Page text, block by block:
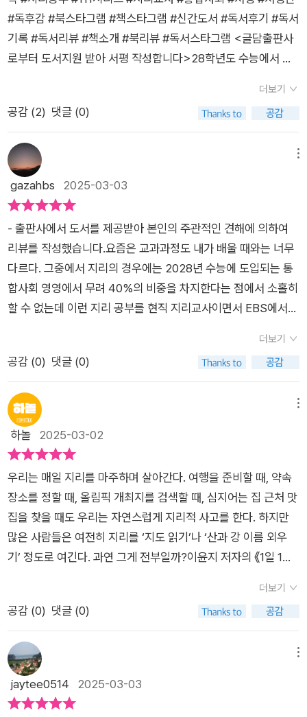
이, 다채롭게 바라보는 능력을 갖게 되는 것이다. 세상이 점점 더
긴밀하게 연결되고 서로가 영향을 주고받으며 복잡하게 얽히면
얽힐수록 겉으로 드러나지 않은 무수히 많은 이야기가 그 아래에
이 반드시 필요하다. 이 책은 복잡한 이론이나 전문적인 용어를
최대한 피하고, 가장 쉬운 표현으로 흥미로운 사례를 실어 누구라
도 쉽게 읽을 수 있도록 서술한 친절한 지리 안내서다. 평소에 지
리를 어렵고 낯설게 느꼈던 독자들도 천천히 조금씩 읽다 보면 지
리라는 열쇠로 하나씩 세상의 비밀을 풀어나가는 재미를 느낄 수
있다. 『1일 1단어 1분으로 끝내는 지리공부』가 독자들을 더 넓고
흥미진진한 세상으로 이끌어줄 것이다.
#독후감 #북스타그램 #책스타그램 #신간도서 #독서후기 #독서
기록 #독서리뷰 #책소개 #북리뷰 #독서스타그램 <글담출판사
로부터 도서지원 받아 서평 작성합니다>28학년도 수능에서 통
영역이 35%라고 한다. 지리의 비중이 탁월히 보이는 가운데 늘
지리를 어려워했던지라 신간 출간 후 서평지원 소식에 반가웠다.
문구와 같이 한 페이지로 그날 그날의 주제에 맞춘 내용이 담겨져
있다. 너무 자세한 내용을 바라는 사람이라면 따로 좀 더 찾아보
면 좋을 것 같지만 지리를 어려워하는 사람이나 수능을 공부할 정
대해서만 나오는 것이 아니라 인구, 복지 등 다양한 분야를 짧게
짧게 포괄적으로 다루고 또 현시대에 맞는 내용들을 담고 있어 유
익했다.학구때 배운 지리는 지금은 희미한 안개속에 보일듯 말듯
한 기억으로 , 잊고 있던 내용이나 새로 알게 된 세계지리 내용들
을 숙지하고 아이들에게 지나가듯 이야기해줄 수 있을 것 같다.
아는만큼 보인다고 신문 기사를 볼 때에도 유익한 책일 듯 싶다.
더보기
공감 (2) 댓글 (0)
gazahbs 2025-03-03
- 출판사에서 도서를 제공받아 본인의 주관적인 견해에 의하여
리뷰를 작성했습니다.요즘은 교과과정도 내가 배울 때와는 너무
다르다. 그중에서 지리의 경우에는 2028년 수능에 도입되는 통
합사회 영영에서 무려 40%의 비중을 차지한다는 점에서 소홀히
할 수 없는데 이런 지리 공부를 현직 지리교사이면서 EBS에서
로 끝내는 지리공부』를 활용해 가장 기본적인 개념들을 익혀두면
많은 도움이 될 것이다. 이 책은 글담출판사에서 선보이는 청소년
교양도서 111시리즈의 9번째 책이기도 한데 지리 공부를 하는데
있어서 기본적으로 알고 있으면 내용을 이해하는데에도 많은 도
움이 될 필수 핵심 단어 100개를 담고 있다.100개의 범위 역시
'지형, 기후, 문화, 인구, 도시, 정치, 경제, 재해, 환경, 지도'라는 1
는데 특히 해당 단어를 단순히 사전적 의미로만 접근하는 것이 아
니라 사회적인 관점, 그리고 국제 상황이나 현재 국내외에서 발생
하고 있는 사건들과 연결지어 설명해준다는 점에서 단어에 대한
이해를 실제적인 상황과 접목해서 알 수 있기 때문에 좋다. 1일 1
단어 1분이라고 적혀 있지만 단어와 관련한 이야기를 읽을 데에
는 1분 이상의 시간이 소요될 것이다. 보통 2페이지에 걸쳐서 이
야기가 진행되는데 기본 단어에서 파생되는 궁금증이나 질문을
는 점도 괜찮았던것 같다. 내용 중간중간에는 <지리로 세상 읽기
>라는 코너를 통해서 현제의 국제적인 분쟁이나 국제관계 등을
생각해볼 수 있는 내용이 더해지기 때문에 지리 공부를 위한 관련
단어를 공부하는 것 이상으로 지리적 안목까지 챙길 수 있는 책이
더보기
공감 (0) 댓글 (0)
하놀 2025-03-02
우리는 매일 지리를 마주하며 살아간다. 여행을 준비할 때, 약속
장소를 정할 때, 올림픽 개최지를 검색할 때, 심지어는 집 근처 맛
집을 찾을 때도 우리는 자연스럽게 지리적 사고를 한다. 하지만
많은 사람들은 여전히 지리를 ‘지도 읽기’나 ‘산과 강 이름 외우
기’ 정도로 여긴다. 과연 그게 전부일까?이윤지 저자의 《1일 1단
강력한 도구임을 보여주는 책이다. 저자는 학생들에게 지리를 가
르치며, 지리가 우리의 삶과 얼마나 밀접하게 연결되어 있는지를
깨닫게 해주었다. 그리고 이제 더 많은 사람들과 이 의미를 나누
고자 이 책을 집필했다.이 책에는 일상에서 접하지만 설명하기 쉽
지 않은 지리 개념 110개가 담겨 있다. 총 10개의 주제로 나누어
자연과 인간의 관계, 문화와 세계 시민의식, 도시와 인구 문제, 경
더보기
공감 (0) 댓글 (0)
jaytee0514 2025-03-03